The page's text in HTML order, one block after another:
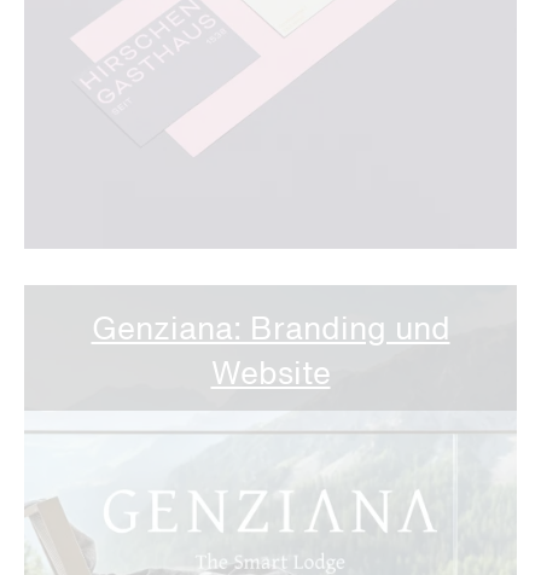
Genziana: Branding und
Website